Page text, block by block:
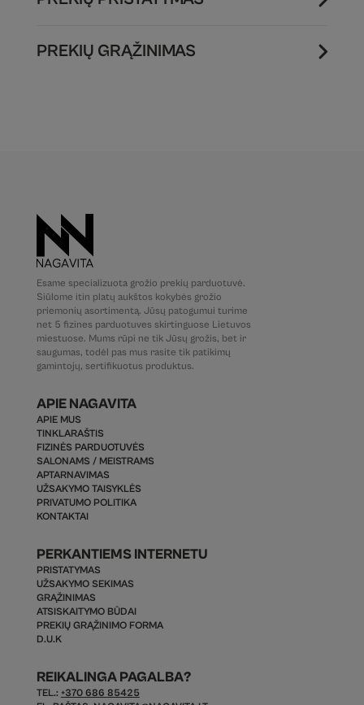
PREKIŲ GRĄŽINIMAS
Esame specializuota grožio prekių parduotuvė.
Siūlome itin platų aukštos kokybės grožio
priemonių asortimentą. Jūsų patogumui turime
net 5 fizines parduotuves skirtinguose Lietuvos
miestuose. Mums rūpi ne tik Jūsų grožis, bet ir
saugumas, todėl pas mus rasite tik patikimų
gamintojų, sertifikuotus produktus.
APIE NAGAVITA
APIE MUS
TINKLARAŠTIS
FIZINĖS PARDUOTUVĖS
SALONAMS / MEISTRAMS
APTARNAVIMAS
UŽSAKYMO TAISYKLĖS
PRIVATUMO POLITIKA
KONTAKTAI
PERKANTIEMS INTERNETU
PRISTATYMAS
UŽSAKYMO SEKIMAS
GRĄŽINIMAS
ATSISKAITYMO BŪDAI
PREKIŲ GRĄŽINIMO FORMA
D.U.K
REIKALINGA PAGALBA?
TEL.: +370 686 85425